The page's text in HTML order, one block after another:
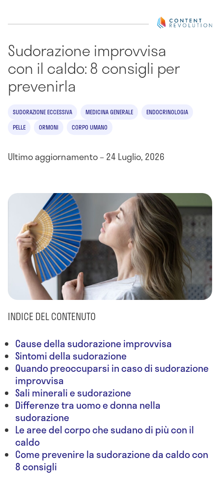
Sudorazione improvvisa
con il caldo: 8 consigli per
prevenirla
SUDORAZIONE ECCESSIVA MEDICINA GENERALE
ENDOCRINOLOGIA
PELLE
ORMONI CORPO UMANO
Ultimo aggiornamento – 24 Luglio, 2026
INDICE DEL CONTENUTO
Cause della sudorazione improvvisa
Sintomi della sudorazione
Quando preoccuparsi in caso di sudorazione
improvvisa
Sali minerali e sudorazione
Differenze tra uomo e donna nella
sudorazione
Le aree del corpo che sudano di più con il
caldo
Come prevenire la sudorazione da caldo con
8 consigli